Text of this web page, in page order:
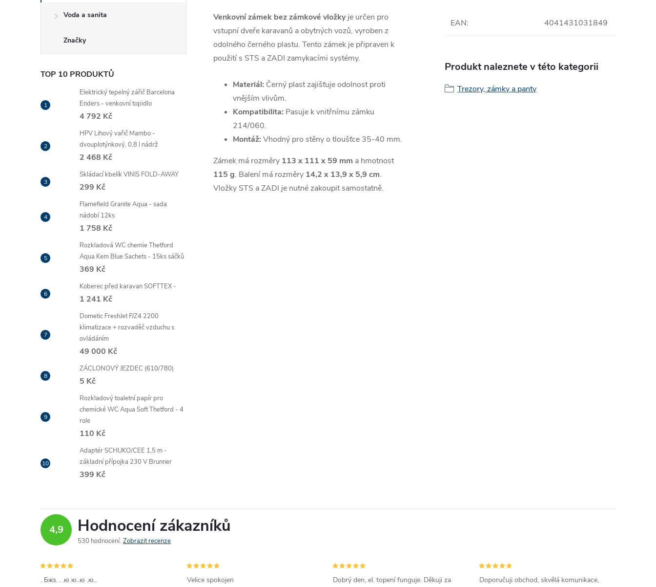
Voda a sanita
Značky
TOP 10 PRODUKTŮ
Elektrický tepelný zářič Barcelona
Enders - venkovní topidlo
4 792 Kč
HPV Lihový vařič Mambo -
dvouplotýnkový, 0,8 l nádrž
2 468 Kč
Skládací kbelík VINIS FOLD-AWAY
299 Kč
Flamefield Granite Aqua - sada
nádobí 12ks
1 758 Kč
Rozkladová WC chemie Thetford
Aqua Kem Blue Sachets - 15ks sáčků
369 Kč
Koberec před karavan SOFTTEX -
1 241 Kč
Dometic FreshJet FJZ4 2200
klimatizace + rozvaděč vzduchu s
ovládáním
49 000 Kč
ZÁCLONOVÝ JEZDEC (610/780)
5 Kč
Rozkladový toaletní papír pro
chemické WC Aqua Soft Thetford - 4
role
110 Kč
Adaptér SCHUKO/CEE 1,5 m -
základní přípojka 230 V Brunner
399 Kč
Venkovní zámek bez zámkové vložkyje určen pro
vstupní dveře karavanů a obytných vozů, vyroben z
odolného černého plastu. Tento zámek je připraven k
použití s STS a ZADI zamykacími systémy.
Materiál: Černý plast zajišťuje odolnost proti
vnějším vlivům.
Kompatibilita: Pasuje k vnitřnímu zámku
214/060.
Montáž: Vhodný pro stěny o tloušťce 35-40 mm.
Zámek má rozměry 113 x 111 x 59 mm a hmotnost
115 g. Balení má rozměry 14,2 x 13,9 x 5,9 cm.
Vložky STS a ZADI je nutné zakoupit samostatně.
EAN: 4041431031849
Produkt naleznete v této kategorii
Trezory, zámky a panty
4,9 Hodnocení zákazníků
530 hodnocení Zobrazit recenze
. Бжз. . .ю ю..ю .ю.. Velice spokojen
Dobrý den, el. topení funguje. Děkuji za
Doporučuji obchod, skvělá komunikace,